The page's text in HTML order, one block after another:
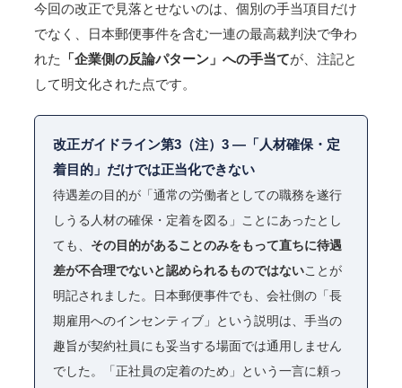
今回の改正で見落とせないのは、個別の手当項目だけ
でなく、日本郵便事件を含む一連の最高裁判決で争わ
れた
「企業側の反論パターン」への手当てが、注記と
して明文化された点です。
改正ガイドライン第3（注）3 ―「人材確保・定
着目的」だけでは正当化できない
待遇差の目的が「通常の労働者としての職務を遂行
しうる人材の確保・定着を図る」ことにあったとし
ても、 その目的があることのみをもって直ちに待遇
差が不合理でないと認められるものではないことが
明記されました。日本郵便事件でも、会社側の「長
期雇用へのインセンティブ」という説明は、手当の
趣旨が契約社員にも妥当する場面では通用しません
でした。「正社員の定着のため」という一言に頼っ